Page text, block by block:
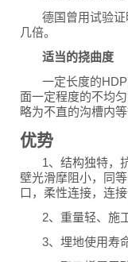
德国曾用试验
几倍。
适当的挠曲度
一定长度的
面一定程度的不均
略为不直的沟槽内等
优势
1、结构独特，
壁光滑摩阻小，同
口，柔性连接，连
2、重量轻、施
3、埋地使用寿